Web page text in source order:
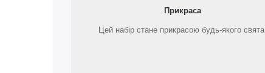
Прикраса
Цей набір стане прикрасою будь-якого свята.